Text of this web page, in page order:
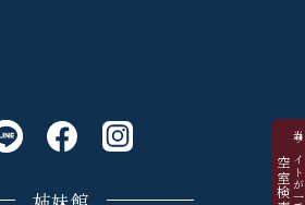
空室検索